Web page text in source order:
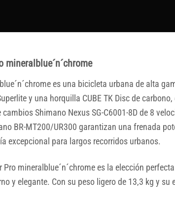
mineralblue´n´chrome
es una bicicleta urbana de alta
y una horquilla CUBE TK Disc de
Shimano Nexus SG-C6001-8D de 8
BR-MT200/UR300 garantizan una frenada
excepcional para largos recorridos urbanos.
Pro mineralblue´n´chrome es la elección
y elegante. Con su peso ligero de 13,3 kg y